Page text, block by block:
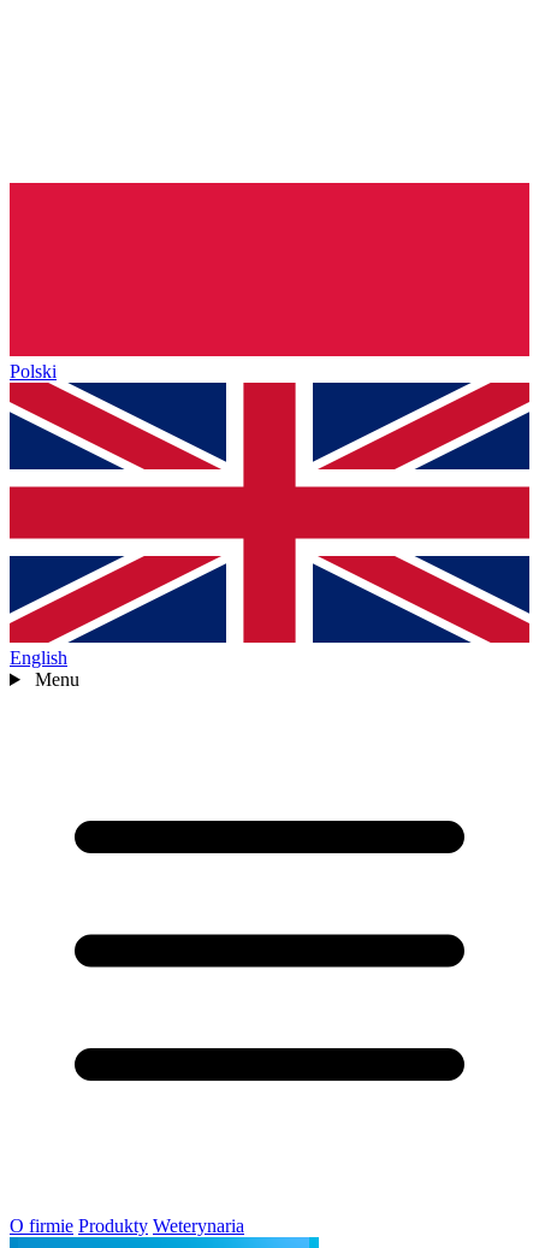
Polski
English
Menu
O firmie Produkty Weterynaria